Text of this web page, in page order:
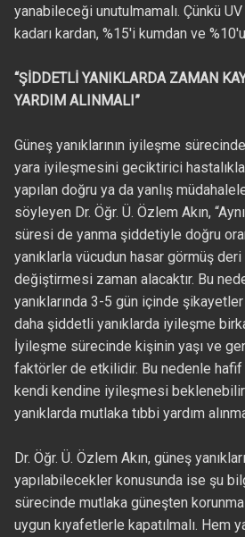
yanabileceği unutulmamalı. Çünkü UV
kadarı kardan, %15'i kumdan ve
“ŞİDDETLİ YANIKLARDA ZAMAN
YARDIM ALINMALI”
Güneş yanıklarının iyileşme
yara iyileşmesini geciktirici
yapılan doğru ya da yanlış
söyleyen Dr. Öğr. Ü. Özlem Akın,
süresi de yanma şiddetiyle doğru
yanıklarla vücudun hasar görmüş deri
değiştirmesi zaman alacaktır. Bu
yanıklarında 3-5 gün içinde
daha şiddetli yanıklarda iyileşme
İyileşme sürecinde kişinin yaşı ve
faktörler de etkilidir. Bu nedenle hafif
kendi kendine iyileşmesi
yanıklarda mutlaka tıbbi yardım
Dr. Öğr. Ü. Özlem Akın, güneş
yapılabilecekler konusunda ise şu
sürecinde mutlaka güneşten
uygun kıyafetlerle kapatılmalı. Hem